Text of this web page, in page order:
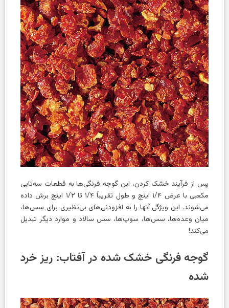
پس از فرآیند خشک کردن، این گوجه فرنگی‌ها به قطعات سه‌تایی
مکعبی با عرض ۱/۴ اینچ و طول تقریباً ۱/۴ تا ۱/۲ اینچ برش داده
می‌شوند. این ویژگی آنها را به افزودنی‌های بی‌نظیری برای سس‌ها،
میان وعده‌ها، سس‌ها، سوپ‌ها، سس سالاد و موارد دیگر تبدیل
می‌کند!
گوجه فرنگی خشک شده در آفتاب: ریز خرد
شده